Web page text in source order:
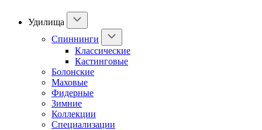
Удилища
Спиннинги
Классические
Кастинговые
Болонские
Маховые
Фидерные
Зимние
Коллекции
Специализации